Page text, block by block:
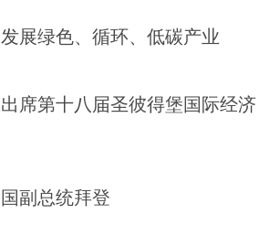
展绿色、循环、低碳产业
席第十八届圣彼得堡国际经济
副总统拜登